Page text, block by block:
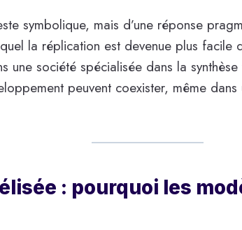
symbolique, mais d’une réponse
la réplication est devenue plus facile
une société spécialisée dans la
peuvent coexister, même dans
: pourquoi les